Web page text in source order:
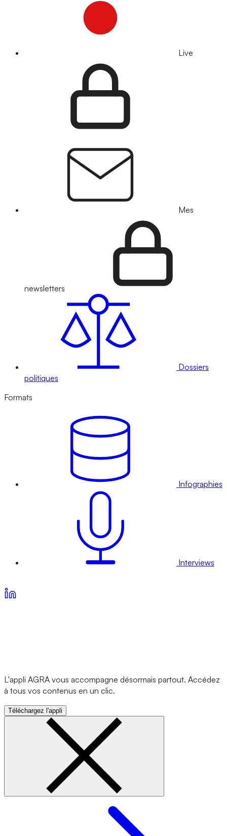
Live
Mes
newsletters
Dossiers
politiques
Formats
Infographies
Interviews
L'appli AGRA vous accompagne désormais partout. Accédez
à tous vos contenus en un clic.
Téléchargez l'appli